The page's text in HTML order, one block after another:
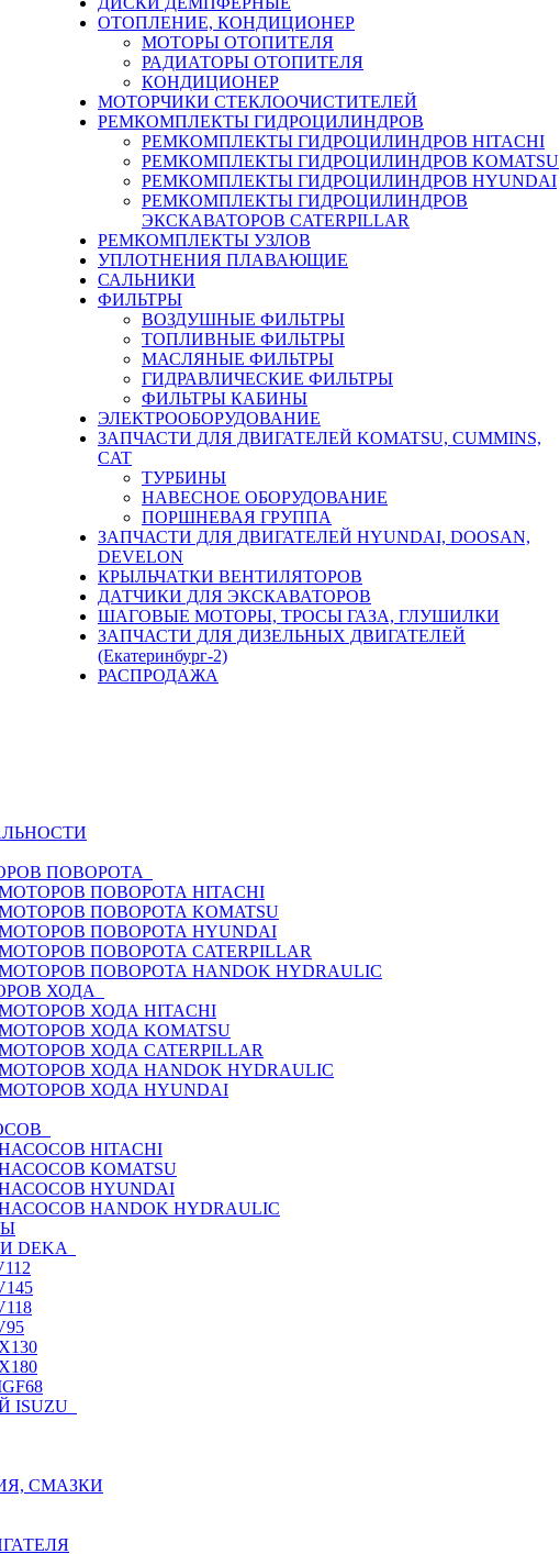
ОТОПЛЕНИЕ, КОНДИЦИОНЕР
МОТОРЫ ОТОПИТЕЛЯ
РАДИАТОРЫ ОТОПИТЕЛЯ
КОНДИЦИОНЕР
МОТОРЧИКИ СТЕКЛООЧИСТИТЕЛЕЙ
РЕМКОМПЛЕКТЫ ГИДРОЦИЛИНДРОВ
РЕМКОМПЛЕКТЫ ГИДРОЦИЛИНДРОВ HITACHI
РЕМКОМПЛЕКТЫ ГИДРОЦИЛИНДРОВ KOMATSU
РЕМКОМПЛЕКТЫ ГИДРОЦИЛИНДРОВ HYUNDAI
РЕМКОМПЛЕКТЫ ГИДРОЦИЛИНДРОВ
ЭКСКАВАТОРОВ CATERPILLAR
РЕМКОМПЛЕКТЫ УЗЛОВ
УПЛОТНЕНИЯ ПЛАВАЮЩИЕ
САЛЬНИКИ
ФИЛЬТРЫ
ВОЗДУШНЫЕ ФИЛЬТРЫ
ТОПЛИВНЫЕ ФИЛЬТРЫ
МАСЛЯНЫЕ ФИЛЬТРЫ
ГИДРАВЛИЧЕСКИЕ ФИЛЬТРЫ
ФИЛЬТРЫ КАБИНЫ
ЭЛЕКТРООБОРУДОВАНИЕ
ЗАПЧАСТИ ДЛЯ ДВИГАТЕЛЕЙ KOMATSU, CUMMINS,
CAT
ТУРБИНЫ
НАВЕСНОЕ ОБОРУДОВАНИЕ
ПОРШНЕВАЯ ГРУППА
ЗАПЧАСТИ ДЛЯ ДВИГАТЕЛЕЙ HYUNDAI, DOOSAN,
DEVELON
КРЫЛЬЧАТКИ ВЕНТИЛЯТОРОВ
ДАТЧИКИ ДЛЯ ЭКСКАВАТОРОВ
ШАГОВЫЕ МОТОРЫ, ТРОСЫ ГАЗА, ГЛУШИЛКИ
ЗАПЧАСТИ ДЛЯ ДИЗЕЛЬНЫХ ДВИГАТЕЛЕЙ
(Екатеринбург-2)
РАСПРОДАЖА
ПОВОРОТА
ПОВОРОТА HITACHI
ПОВОРОТА KOMATSU
ПОВОРОТА HYUNDAI
ПОВОРОТА CATERPILLAR
ПОВОРОТА HANDOK HYDRAULIC
ХОДА
ХОДА HITACHI
ХОДА KOMATSU
ХОДА CATERPILLAR
ХОДА HANDOK HYDRAULIC
ХОДА HYUNDAI
HITACHI
KOMATSU
HYUNDAI
HANDOK HYDRAULIC
DEKA
ISUZU
СМАЗКИ